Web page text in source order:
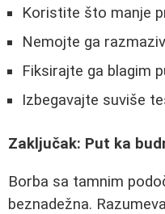
Koristite što manje
Nemojte ga
Fiksirajte ga blagim
Izbegavajte suviše
Zaključak: Put ka
Borba sa tamnim
beznadežna.